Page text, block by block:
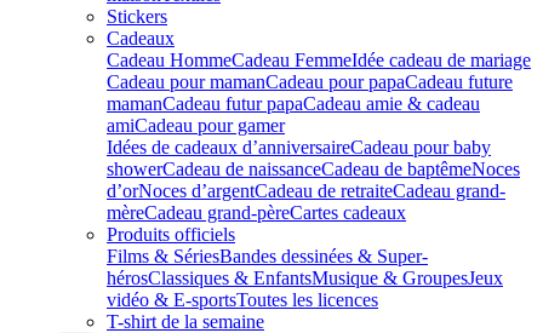
Stickers
Cadeaux
Cadeau HommeCadeau FemmeIdée cadeau de mariage​
Cadeau pour mamanCadeau pour papaCadeau future
mamanCadeau futur papaCadeau amie & cadeau
amiCadeau pour gamer
Idées de cadeaux d’anniversaireCadeau pour baby
showerCadeau de naissanceCadeau de baptêmeNoces
d’orNoces d’argentCadeau de retraiteCadeau grand-
mèreCadeau grand-pèreCartes cadeaux
Produits officiels
Films & SériesBandes dessinées & Super-
hérosClassiques & EnfantsMusique & GroupesJeux
vidéo & E-sportsToutes les licences
T-shirt de la semaine